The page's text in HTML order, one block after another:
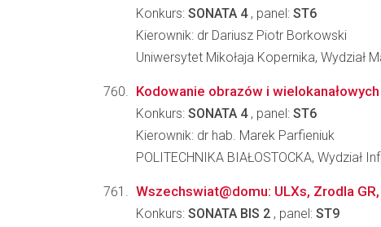
Konkurs: SONATA 4, panel: ST6
Kierownik: dr Dariusz Piotr Borkowski
Uniwersytet Mikołaja Kopernika, Wydział
Kodowanie obrazów i
Konkurs: SONATA 4, panel: ST6
Kierownik: dr hab. Marek Parfieniuk
POLITECHNIKA BIAŁOSTOCKA, Wydział
Wszechswiat@domu: ULXs, Zrodla
Konkurs: SONATA BIS 2 , panel: ST9